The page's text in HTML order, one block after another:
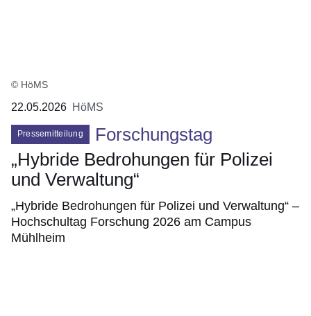
© HöMS
22.05.2026 HöMS
Pressemitteilung
Forschungstag
„Hybride Bedrohungen für Polizei
und Verwaltung“
„Hybride Bedrohungen für Polizei und Verwaltung“ –
Hochschultag Forschung 2026 am Campus
Mühlheim